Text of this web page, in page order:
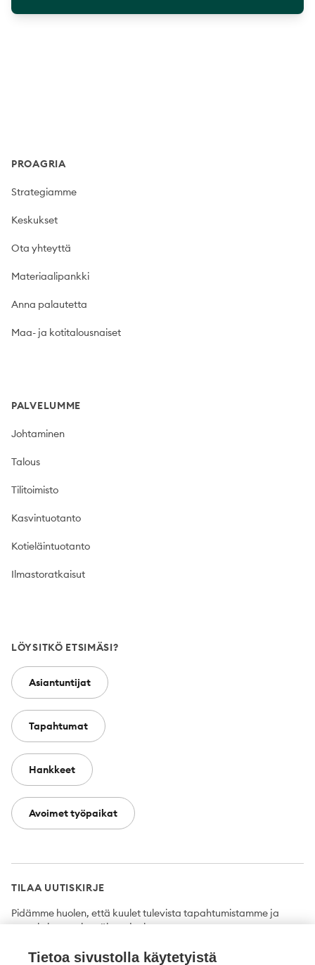
PROAGRIA
Strategiamme
Keskukset
Ota yhteyttä
Materiaalipankki
Anna palautetta
Maa- ja kotitalousnaiset
PALVELUMME
Johtaminen
Talous
Tilitoimisto
Kasvintuotanto
Kotieläintuotanto
Ilmastoratkaisut
LÖYSITKÖ ETSIMÄSI?
Asiantuntijat
Tapahtumat
Hankkeet
Avoimet työpaikat
TILAA UUTISKIRJE
Pidämme huolen, että kuulet tulevista tapahtumistamme ja
uutuuksista ensimmäisten joukossa.
Tietoa sivustolla käytetyistä